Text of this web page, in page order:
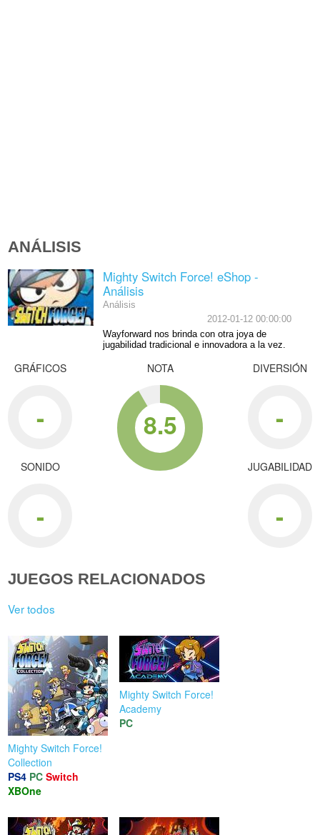
ANÁLISIS
Mighty Switch Force! eShop -
Análisis
Análisis
2012-01-12 00:00:00
Wayforward nos brinda con otra joya de
jugabilidad tradicional e innovadora a la vez.
GRÁFICOS
-
SONIDO
-
NOTA
8.5
DIVERSIÓN
-
JUGABILIDAD
-
JUEGOS RELACIONADOS
Ver todos
Mighty Switch Force!
Collection
PS4 PC Switch
XBOne
Mighty Switch Force!
Academy
PC